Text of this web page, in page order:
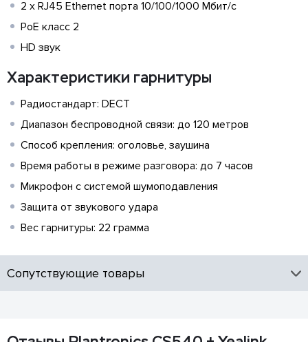
2 х RJ45 Ethernet порта 10/100/1000 Мбит/с
PoE класс 2
HD звук
Характеристики гарнитуры
Радиостандарт: DECT
Диапазон беспроводной связи: до 120 метров
Способ крепления: оголовье, заушина
Время работы в режиме разговора: до 7 часов
Микрофон с системой шумоподавления
Защита от звукового удара
Вес гарнитуры: 22 грамма
Сопутствующие товары